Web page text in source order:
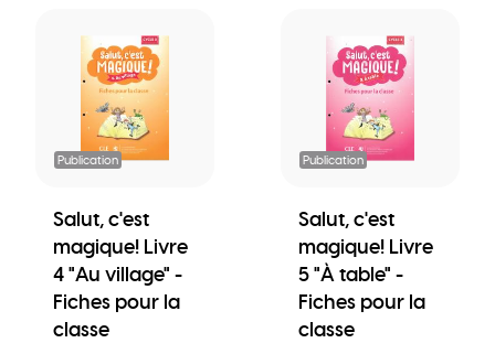
Publication
Salut, c'est
magique! Livre
4 "Au village" -
Fiches pour la
classe
Publication
Salut, c'est
magique! Livre
5 "À table" -
Fiches pour la
classe